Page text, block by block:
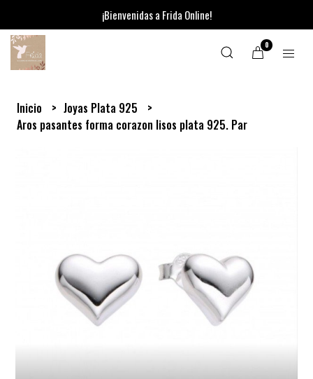
¡Bienvenidas a Frida Online!
0
Inicio
Joyas Plata 925
Aros pasantes forma corazon lisos plata 925. Par